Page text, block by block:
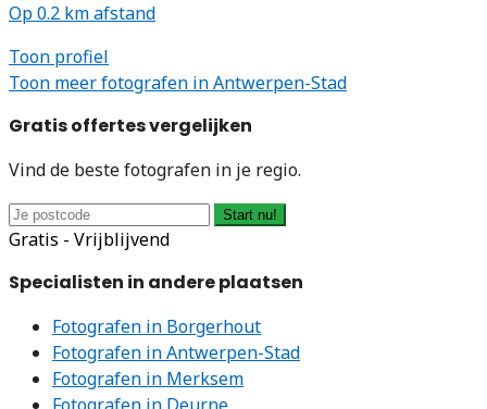
Op 0.2 km afstand
Toon profiel
Toon meer fotografen in Antwerpen-Stad
Gratis offertes vergelijken
Vind de beste fotografen in je regio.
Start nu!
Gratis - Vrijblijvend
Specialisten in andere plaatsen
Fotografen in Borgerhout
Fotografen in Antwerpen-Stad
Fotografen in Merksem